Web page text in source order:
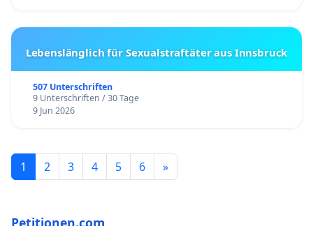
Lebenslänglich für Sexualstraftäter aus Innsbruck
507 Unterschriften
9 Unterschriften / 30 Tage
9 Jun 2026
1 2 3 4 5 6 »
Petitionen.com